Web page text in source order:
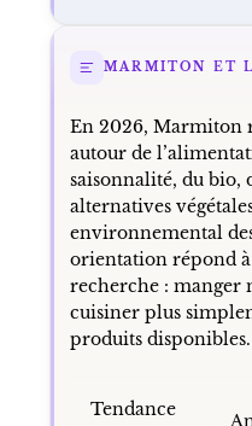
MARMITON ET
En 2026, Marmiton
autour de
saisonnalité, du bio,
alternatives
environnemental
orientation répond
recherche : manger
cuisiner plus
produits disponibles.
Tendance